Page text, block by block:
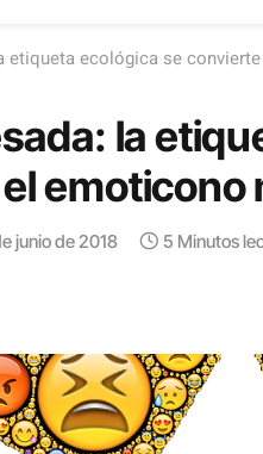
etiqueta ecológica se
la
emoticono
junio de 2018 5 Minutos